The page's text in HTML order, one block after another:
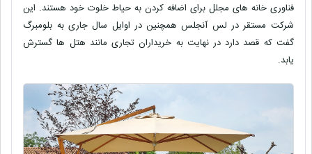
فناوری خانه های مجلل برای اضافه کردن به حیاط خلوت خود هستند. این
شرکت مستقر در لس آنجلس همچنین در اوایل سال جاری به بلومبرگ
گفت که قصد دارد در نهایت به خریداران تجاری مانند هتل ها گسترش
یابد.